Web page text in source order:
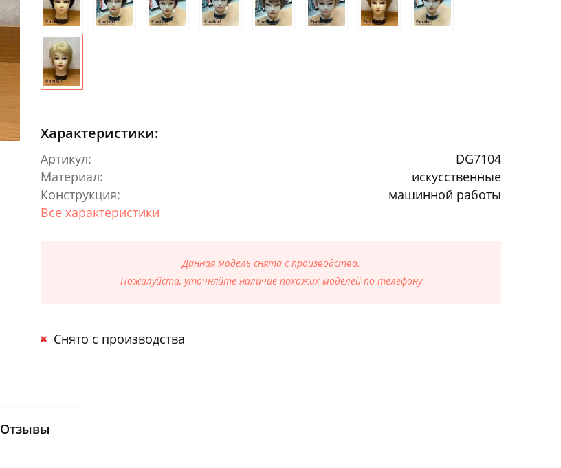
Характеристики:
Артикул:
DG7104
Материал:
искусственные
Конструкция:
машинной работы
Все характеристики
Данная модель снята с производства.
Пожалуйста, уточняйте наличие похожих моделей по телефону
Снято с производства
Отзывы